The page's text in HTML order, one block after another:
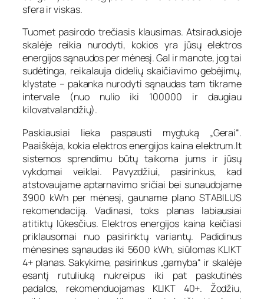
sfera ir viskas.
Tuomet pasirodo trečiasis klausimas. Atsiradusioje
skalėje reikia nurodyti, kokios yra jūsų elektros
energijos sąnaudos per mėnesį. Gal ir manote, jog tai
sudėtinga, reikalauja didelių skaičiavimo gebėjimų,
klystate – pakanka nurodyti sąnaudas tam tikrame
intervale (nuo nulio iki 100000 ir daugiau
kilovatvalandžių).
Paskiausiai lieka paspausti mygtuką „Gerai“.
Paaiškėja, kokia elektros energijos kaina elektrum.lt
sistemos sprendimu būtų taikoma jums ir jūsų
vykdomai veiklai. Pavyzdžiui, pasirinkus, kad
atstovaujame aptarnavimo sričiai bei sunaudojame
3900 kWh per mėnesį, gauname plano STABILUS
rekomendaciją. Vadinasi, toks planas labiausiai
atitiktų lūkesčius. Elektros energijos kaina keičiasi
priklausomai nuo pasirinktų variantų. Padidinus
mėnesines sąnaudas iki 5600 kWh, siūlomas KLIKT
4+ planas. Sakykime, pasirinkus „gamyba“ ir skalėje
esantį rutuliuką nukreipus iki pat paskutinės
padalos, rekomenduojamas KLIKT 40+. Žodžiu,